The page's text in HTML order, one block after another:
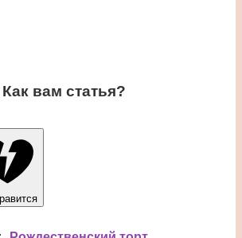
Как вам статья?